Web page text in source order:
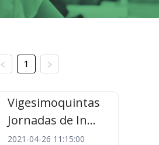
1
Vigesimoquintas
Jornadas de In...
2021-04-26 11:15:00